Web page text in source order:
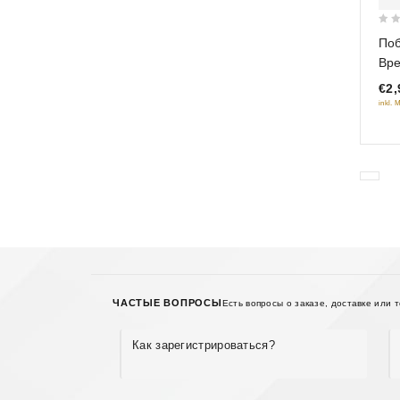
of
5
inkl.
ЧАСТЫЕ ВОПРОСЫЕсть вопросы о заказе, доставке или
Как зарегистрироваться?